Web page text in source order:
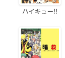
ハイキュー!!